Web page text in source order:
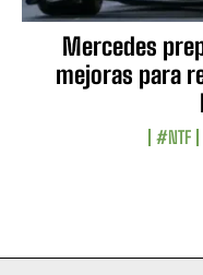
Mercedes
mejoras para
#NTF